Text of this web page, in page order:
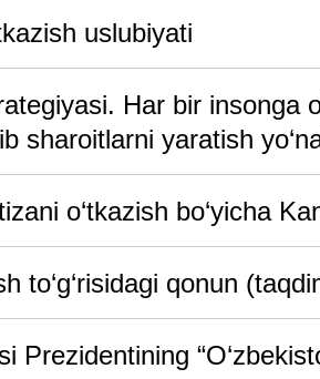
uslubiyati
Har bir insonga
sharoitlarni yaratish
o‘tkazish bo‘yicha
to‘g‘risidagi qonun
Prezidentining